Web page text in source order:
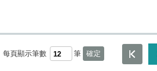
每頁顯示筆數 筆